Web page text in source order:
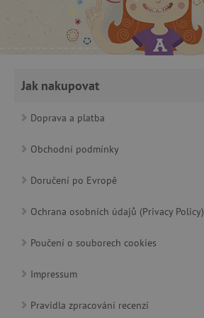
Jak nakupovat
Doprava a platba
Obchodní podmínky
Doručení po Evropě
Ochrana osobních údajů (Privacy Policy)
Poučení o souborech cookies
Impressum
Pravidla zpracování recenzí
cjConsent
CookieScriptConsent